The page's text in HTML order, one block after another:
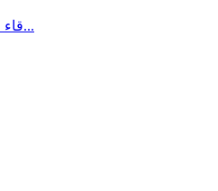
قاء خاص مع جعفر فرح مدير مركز...